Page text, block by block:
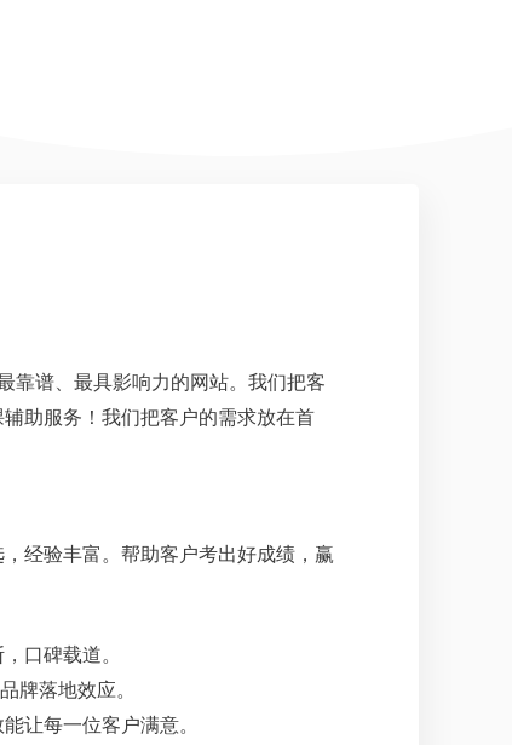
靠谱、最具影响力的网站。我们把客
助服务！我们把客户的需求放在首
经验丰富。帮助客户考出好成绩，赢
口碑载道。
牌落地效应。
让每一位客户满意。